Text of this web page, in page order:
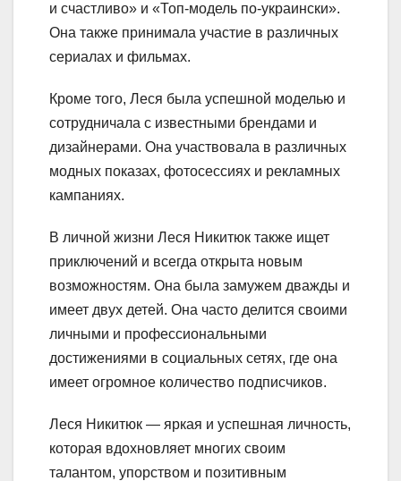
и счастливо» и «Топ-модель по-украински».
Она также принимала участие в различных
сериалах и фильмах.
Кроме того, Леся была успешной моделью и
сотрудничала с известными брендами и
дизайнерами. Она участвовала в различных
модных показах, фотосессиях и рекламных
кампаниях.
В личной жизни Леся Никитюк также ищет
приключений и всегда открыта новым
возможностям. Она была замужем дважды и
имеет двух детей. Она часто делится своими
личными и профессиональными
достижениями в социальных сетях, где она
имеет огромное количество подписчиков.
Леся Никитюк — яркая и успешная личность,
которая вдохновляет многих своим
талантом, упорством и позитивным